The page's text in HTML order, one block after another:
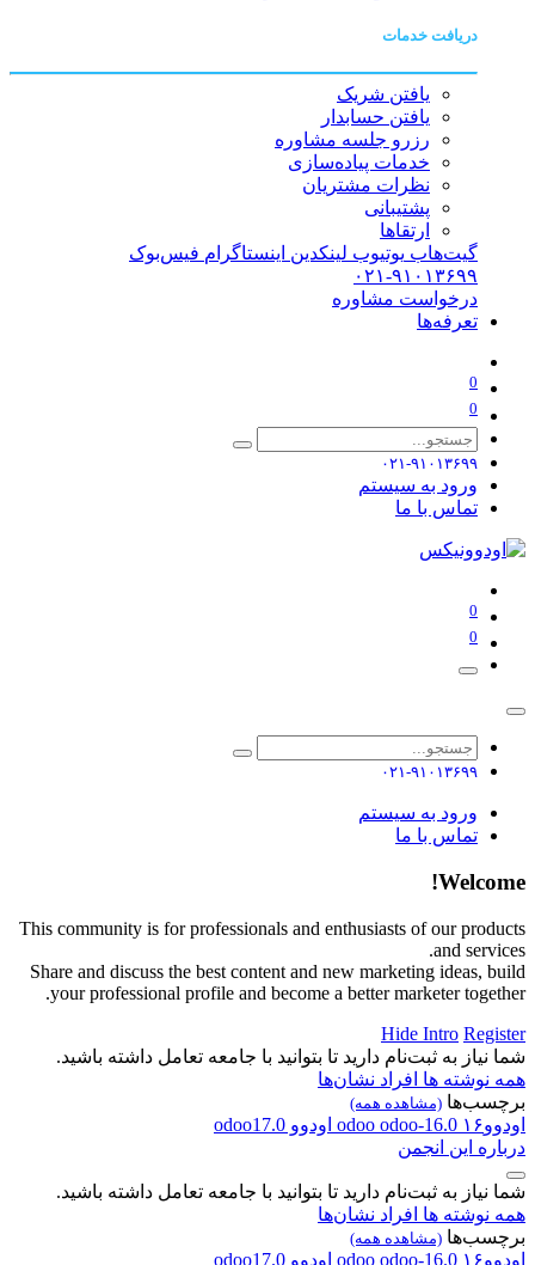
دریافت خدمات
یافتن شریک
یافتن حسابدار
رزرو جلسه مشاوره
خدمات پیاده‌سازی
نظرات مشتریان
پشتیبانی
ارتقاها
گیت‌هاب یوتیوب لینکدین اینستاگرام فیس‌بوک
۰۲۱-۹۱۰۱۳۶۹۹
درخواست مشاوره
تعرفه‌ها
0
0
۰۲۱-۹۱۰۱۳۶۹۹
ورود به سیستم
تماس با ما
0
0
۰۲۱-۹۱۰۱۳۶۹۹
ورود به سیستم
تماس با ما
Welcome!
This community is for professionals and enthusiasts of our products
and services.
Share and discuss the best content and new marketing ideas, build
your professional profile and become a better marketer together.
Hide Intro Register
شما نیاز به ثبت‌نام دارید تا بتوانید با جامعه تعامل داشته باشید.
همه نوشته ها افراد نشان‌ها
برچسب‌ها (مشاهده همه)
اودوو۱۶ odoo odoo-16.0 اودوو odoo17.0
درباره این انجمن
شما نیاز به ثبت‌نام دارید تا بتوانید با جامعه تعامل داشته باشید.
همه نوشته ها افراد نشان‌ها
برچسب‌ها (مشاهده همه)
اودوو۱۶ odoo odoo-16.0 اودوو odoo17.0